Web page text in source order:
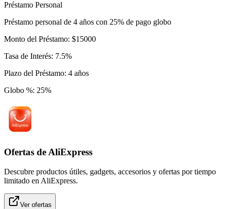
Préstamo Personal
Préstamo personal de 4 años con 25% de pago globo
Monto del Préstamo: $15000
Tasa de Interés: 7.5%
Plazo del Préstamo: 4 años
Globo %: 25%
Ofertas de AliExpress
Descubre productos útiles, gadgets, accesorios y ofertas por tiempo
limitado en AliExpress.
Ver ofertas